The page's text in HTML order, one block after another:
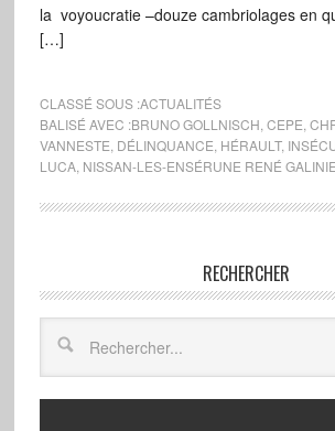
la voyoucratie –douze cambriolages en
[…]
CLASSÉ SOUS :ACTUALITÉS
BALISÉ AVEC :BRUNO GOLLNISCH CEPE
VANNESTE DÉLINQUANCE HÉRAULT,
LUCA, NISSAN-LES-ENSÉRUNE RENÉ
RECHERCHER